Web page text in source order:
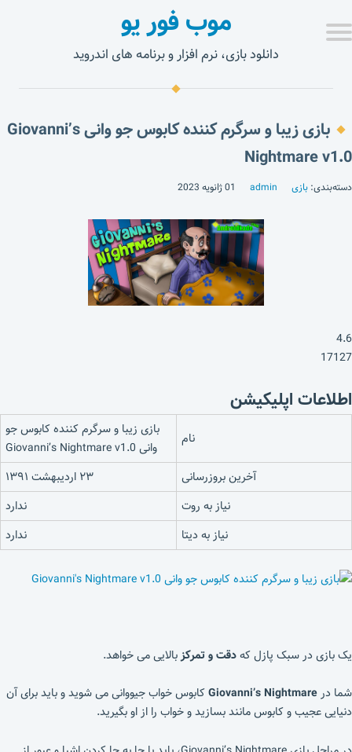
موب فور یو
دانلود بازی، نرم افزار و برنامه های اندروید
بازی زیبا و سرگرم کننده کابوس جو وانی Giovanni’s
Nightmare v1.0
دسته‌بندی: بازی admin 01 ژانویه 2023
4.6
17127
اطلاعات اپلیکیشن
نام
بازی زیبا و سرگرم کننده کابوس جو
وانی Giovanni’s Nightmare v1.0
آخرین بروزرسانی
۲۳ اردیبهشت ۱۳۹۱
نیاز به روت
ندارد
نیاز به دیتا
ندارد
یک بازی در سبک پازل کهدقت و تمرکزبالایی می خواهد.
شما درGiovanni’s Nightmareکابوس خواب جیووانی می شوید و باید برای آن
دنیایی عجیب و کابوس مانند بسازید و خواب را از او بگیرید.